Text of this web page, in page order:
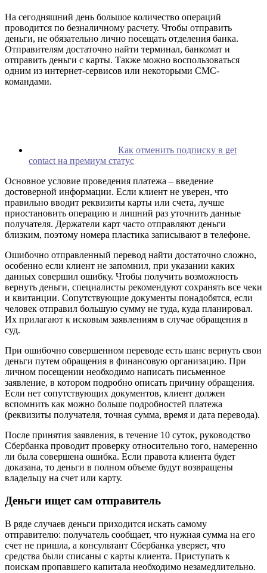
На сегодняшний день большое количество операций
проводится по безналичному расчету. Чтобы отправить
деньги, не обязательно лично посещать отделения банка.
Отправителям достаточно найти терминал, банкомат и
отправить деньги с карты. Также можно воспользоваться
одним из интернет-сервисов или некоторыми СМС-
командами.
Как отменить подписку в get
contact на премиум статус
Основное условие проведения платежа – введение
достоверной информации. Если клиент не уверен, что
правильно вводит реквизиты карты или счета, лучше
приостановить операцию и лишний раз уточнить данные
получателя. Держатели карт часто отправляют деньги
близким, поэтому номера пластика записывают в телефоне.
Ошибочно отправленный перевод найти достаточно сложно,
особенно если клиент не запомнил, при указании каких
данных совершил ошибку. Чтобы получить возможность
вернуть деньги, специалисты рекомендуют сохранять все чеки
и квитанции. Сопутствующие документы понадобятся, если
человек отправил большую сумму не туда, куда планировал.
Их прилагают к исковым заявлениям в случае обращения в
суд.
При ошибочно совершенном переводе есть шанс вернуть свои
деньги путем обращения в финансовую организацию. При
личном посещении необходимо написать письменное
заявление, в котором подробно описать причину обращения.
Если нет сопутствующих документов, клиент должен
вспомнить как можно больше подробностей платежа
(реквизиты получателя, точная сумма, время и дата перевода).
После принятия заявления, в течение 10 суток, руководство
Сбербанка проводит проверку относительно того, намеренно
ли была совершена ошибка. Если правота клиента будет
доказана, то деньги в полном объеме будут возвращены
владельцу на счет или карту.
Деньги ищет сам отправитель
В ряде случаев деньги приходится искать самому
отправителю: получатель сообщает, что нужная сумма на его
счет не пришла, а консультант Сбербанка уверяет, что
средства были списаны с карты клиента. Приступать к
поискам пропавшего капитала необходимо незамедлительно.